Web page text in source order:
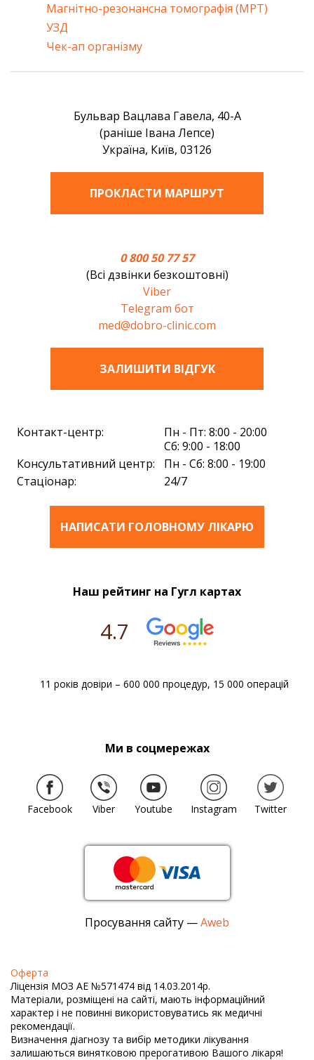
Магнітно-резонансна томографія (МРТ)
УЗД
Чек-ап організму
Бульвар Вацлава Гавела, 40-А
(раніше Івана Лепсе)
Україна, Київ, 03126
ПРОКЛАСТИ МАРШРУТ
0 800 50 77 57
(Всі дзвінки безкоштовні)
Viber
Telegram бот
med@dobro-clinic.com
ЗАЛИШИТИ ВIДГУК
Контакт-центр:
Пн - Пт: 8:00 - 20:00
Сб: 9:00 - 18:00
Консультативний центр:
Пн - Сб: 8:00 - 19:00
Стаціонар:
24/7
НАПИСАТИ ГОЛОВНОМУ ЛІКАРЮ
Оферта
Ліцензія МОЗ АЕ №571474 від 14.03.2014р.
Матеріали, розміщені на сайті, мають інформаційний
характер і не повинні використовуватись як медичні
рекомендації.
Визначення діагнозу та вибір методики лікування
залишаються винятковою прерогативою Вашого лікаря!
Наш рейтинг на Гугл картах
4.7
11 років довіри – 600 000 процедур, 15 000 операцій
Ми в соцмережах
Facebook Viber Youtube Instagram Twitter
Просування сайту —Aweb